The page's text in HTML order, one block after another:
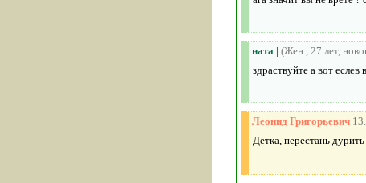
ната | (Жен., 27 лет,
здраствуйте а вот
Леонид Григорьевич
Детка, перестань